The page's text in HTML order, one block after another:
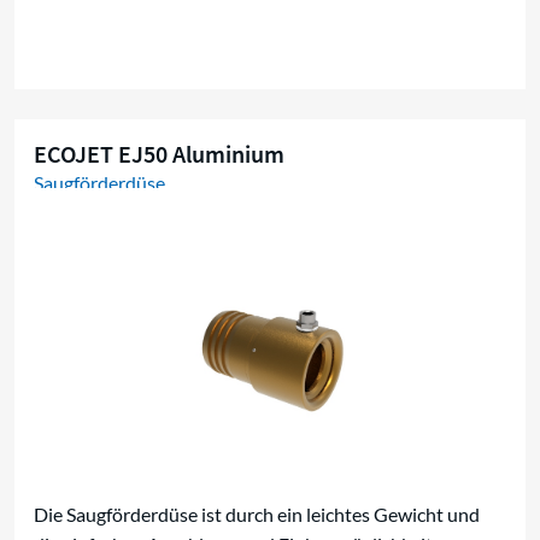
ECOJET EJ50 Aluminium
Saugförderdüse
Die Saugförderdüse ist durch ein leichtes Gewicht und